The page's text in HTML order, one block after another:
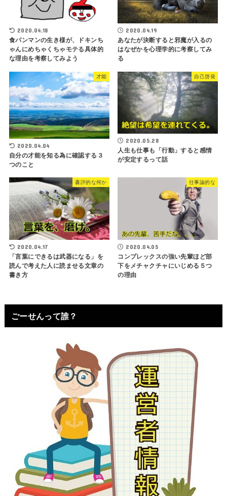
2020.04.18
食パンマンの生き様が、ドキンち
ゃんにめちゃくちゃモテる具体的
な理由を考察してみよう
2020.04.19
あなたが決断すると邪魔が入るの
はなぜかを心理学的に考察してみ
る
才能
2020.04.04
自分の才能を知る為に確認する３
つのこと
自己啓発
2020.05.28
人生も仕事も「行動」すると感情
が安定するって話
書評的な何か
2020.04.17
「言葉にできるは武器になる」を
読んで考えた人に読ませる文章の
書き方
仕事論的な
2020.04.05
コンプレックスの強い先輩ほど部
下をメチャクチャにいじめる５つ
の理由
ごーせんって誰？